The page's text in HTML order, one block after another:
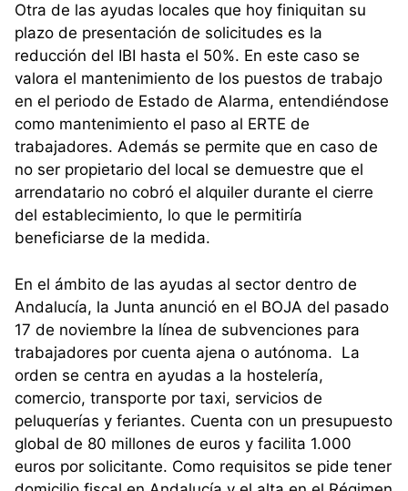
Otra de las ayudas locales que hoy finiquitan su
plazo de presentación de solicitudes es la
reducción del IBI hasta el 50%. En este caso se
valora el mantenimiento de los puestos de trabajo
en el periodo de Estado de Alarma, entendiéndose
como mantenimiento el paso al ERTE de
trabajadores. Además se permite que en caso de
no ser propietario del local se demuestre que el
arrendatario no cobró el alquiler durante el cierre
del establecimiento, lo que le permitiría
beneficiarse de la medida.
En el ámbito de las ayudas al sector dentro de
Andalucía, la Junta anunció en el BOJA del pasado
17 de noviembre la línea de subvenciones para
trabajadores por cuenta ajena o autónoma. La
orden se centra en ayudas a la hostelería,
comercio, transporte por taxi, servicios de
peluquerías y feriantes. Cuenta con un presupuesto
global de 80 millones de euros y facilita 1.000
euros por solicitante. Como requisitos se pide tener